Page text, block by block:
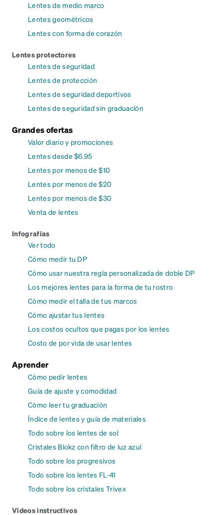
Lentes de medio marco
Lentes geométricos
Lentes con forma de corazón
Lentes protectores
Lentes de seguridad
Lentes de protección
Lentes de seguridad deportivos
Lentes de seguridad sin graduación
Grandes ofertas
Valor diario y promociones
Lentes desde $6.95
Lentes por menos de $10
Lentes por menos de $20
Lentes por menos de $30
Venta de lentes
Infografías
Ver todo
Cómo medir tu DP
Cómo usar nuestra regla personalizada de doble DP
Los mejores lentes para la forma de tu rostro
Cómo medir el talla de tus marcos
Cómo ajustar tus lentes
Los costos ocultos que pagas por los lentes
Costo de por vida de usar lentes
Aprender
Cómo pedir lentes
Guía de ajuste y comodidad
Cómo leer tu graduación
Índice de lentes y guía de materiales
Todo sobre los lentes de sol
Cristales Blokz con filtro de luz azul
Todo sobre los progresivos
Todo sobre los lentes FL-41
Todo sobre los cristales Trivex
Videos instructivos